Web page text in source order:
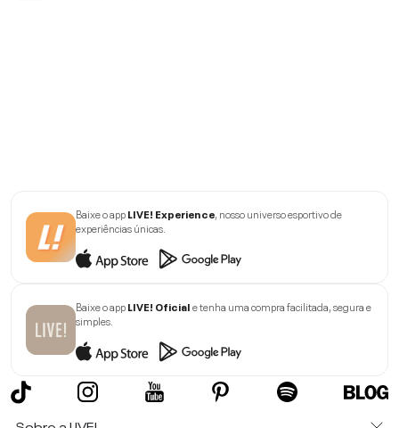
Baixe o appLIVE! Experience , nosso universo esportivo de
experiências únicas.
Baixe o appLIVE! Oficiale tenha uma compra facilitada, segura e
simples.